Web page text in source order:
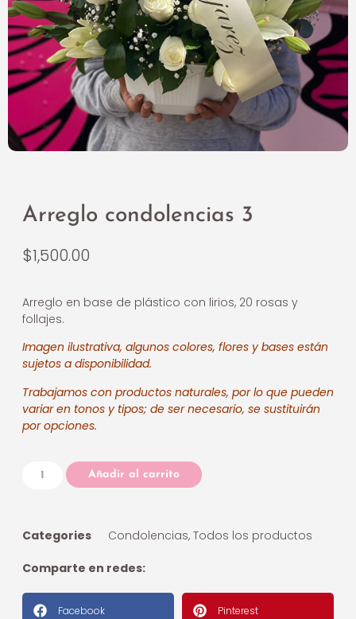
Arreglo condolencias 3
$1,500.00
Arreglo en base de plástico con lirios, 20 rosas y
follajes.
Imagen ilustrativa, algunos colores, flores y bases están
sujetos a disponibilidad.
Trabajamos con productos naturales, por lo que pueden
variar en tonos y tipos; de ser necesario, se sustituirán
por opciones.
Añadir al carrito
Categories Condolencias, Todos los productos
Comparte en redes:
Facebook Pinterest